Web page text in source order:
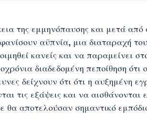
της εμμηνόπαυσης και μετά από
αϋπνία, μια διαταραχή
κανείς και να παραμείνει
διαδεδομένη πεποίθηση ότι
δείχνουν ότι ότι η αυξημένη
τις εξάψεις και να
θα αποτελούσαν σημαντικό